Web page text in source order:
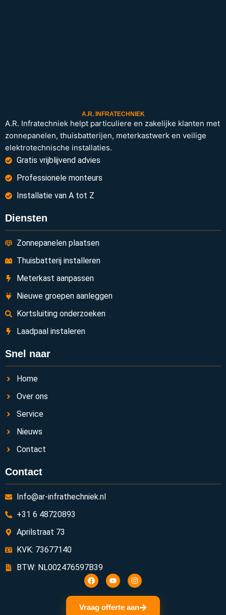
A.R. INFRATECHNIEK
A.R. Infratechniek helpt particuliere en zakelijke klanten met
zonnepanelen, thuisbatterijen, meterkastwerk en veilige
elektrotechnische installaties.
Gratis vrijblijvend advies
Professionele monteurs
Installatie van A tot Z
Diensten
Zonnepanelen plaatsen
Thuisbatterij installeren
Meterkast aanpassen
Nieuwe groepen aanleggen
Kortsluiting onderzoeken
Laadpaal instaleren
Snel naar
Home
Over ons
Service
Nieuws
Contact
Contact
Info@ar-infrathechniek.nl
+31 6 48720893
Aprilstraat 73
KVK: 73677140
BTW: NL002476597B39
Vraag offerte aan